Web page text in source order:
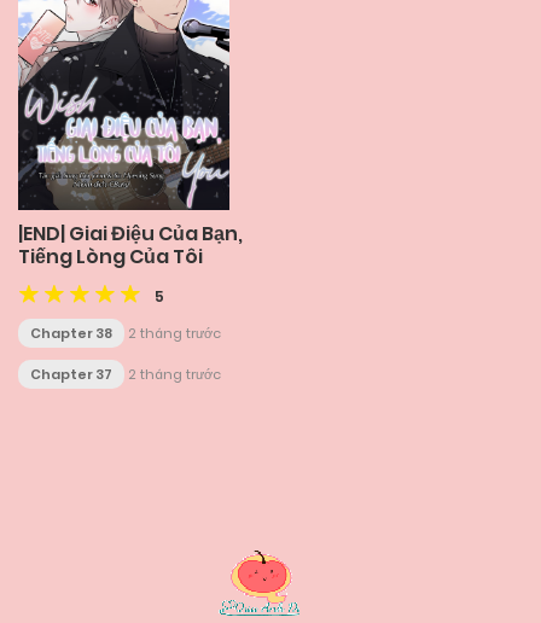
|END| Giai Điệu Của Bạn,
Tiếng Lòng Của Tôi
5
Chapter 38 2 tháng trước
Chapter 37 2 tháng trước